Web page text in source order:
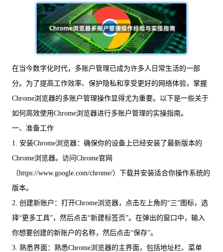
在当今数字化时代，多账户管理已成为许多人日常生活的一部
分。为了提高工作效率、保护隐私和享受更好的网络体验，掌握
Chrome浏览器的多账户管理操作显得尤为重要。以下是一些关于
如何高效使用Chrome浏览器进行多账户管理的实操指南。
一、准备工作
1. 安装Chrome浏览器：确保你的设备上已经安装了最新版本的
Chrome浏览器。访问Chrome官网
（https://www.google.com/chrome/）下载并安装适合你操作系统的
版本。
2. 创建新账户：打开Chrome浏览器，点击左上角的“三”图标，选
择“更多工具”，然后点击“新建标签页”。在弹出的窗口中，输入
你想要创建的新账户的名称，然后点击“保存”。
3. 熟悉界面：熟悉Chrome浏览器的主界面，包括地址栏、菜单